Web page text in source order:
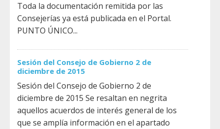
Toda la documentación remitida por las
Consejerías ya está publicada en el Portal.
PUNTO ÚNICO...
Sesión del Consejo de Gobierno 2 de
diciembre de 2015
Sesión del Consejo de Gobierno 2 de
diciembre de 2015 Se resaltan en negrita
aquellos acuerdos de interés general de los
que se amplía información en el apartado